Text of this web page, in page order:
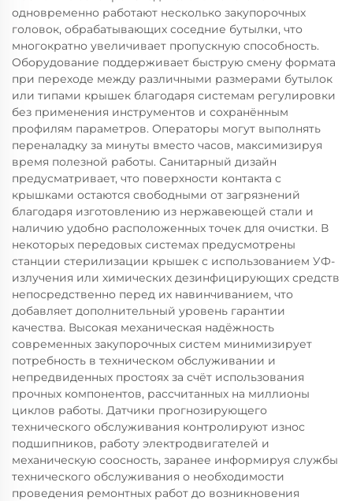
одновременно работают несколько закупорочных
головок, обрабатывающих соседние бутылки, что
многократно увеличивает пропускную способность.
Оборудование поддерживает быструю смену формата
при переходе между различными размерами бутылок
или типами крышек благодаря системам регулировки
без применения инструментов и сохранённым
профилям параметров. Операторы могут выполнять
переналадку за минуты вместо часов, максимизируя
время полезной работы. Санитарный дизайн
предусматривает, что поверхности контакта с
крышками остаются свободными от загрязнений
благодаря изготовлению из нержавеющей стали и
наличию удобно расположенных точек для очистки. В
некоторых передовых системах предусмотрены
станции стерилизации крышек с использованием УФ-
излучения или химических дезинфицирующих средств
непосредственно перед их навинчиванием, что
добавляет дополнительный уровень гарантии
качества. Высокая механическая надёжность
современных закупорочных систем минимизирует
потребность в техническом обслуживании и
непредвиденных простоях за счёт использования
прочных компонентов, рассчитанных на миллионы
циклов работы. Датчики прогнозирующего
технического обслуживания контролируют износ
подшипников, работу электродвигателей и
механическую соосность, заранее информируя службы
технического обслуживания о необходимости
проведения ремонтных работ до возникновения